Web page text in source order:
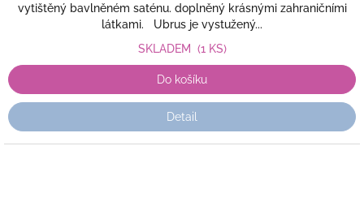
vytištěný bavlněném saténu. doplněný krásnými zahraničními
látkami. Ubrus je vystužený...
SKLADEM (1 KS)
Do košíku
Detail